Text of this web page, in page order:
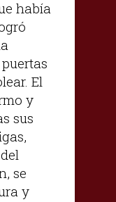
había
El
y
sus
se
y